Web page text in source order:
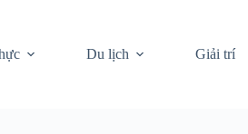
Du lịch Giải trí